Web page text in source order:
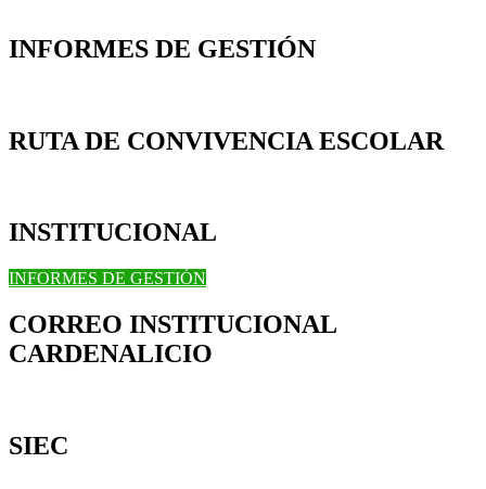
INFORMES DE GESTIÓN
RUTA DE CONVIVENCIA ESCOLAR
INSTITUCIONAL
INFORMES DE GESTIÓN
CORREO INSTITUCIONAL
CARDENALICIO
SIEC